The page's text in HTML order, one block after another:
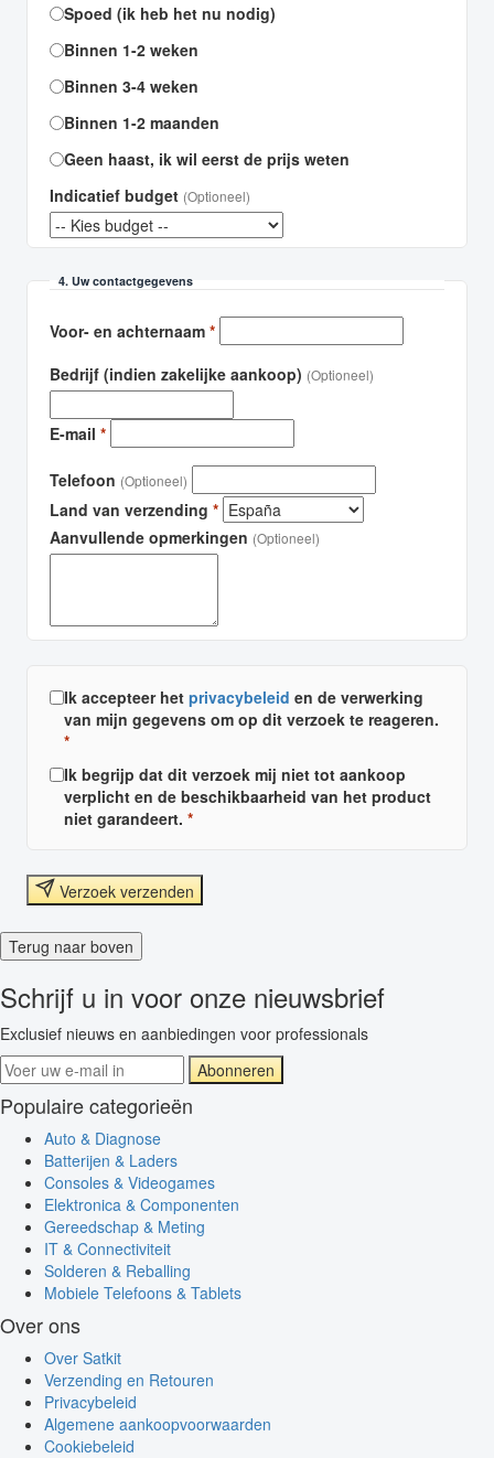
Spoed (ik heb het nu nodig)
Binnen 1-2 weken
Binnen 3-4 weken
Binnen 1-2 maanden
Geen haast, ik wil eerst de prijs weten
Indicatief budget (Optioneel)
4. Uw contactgegevens
Voor- en achternaam *
Bedrijf (indien zakelijke aankoop) (Optioneel)
E-mail *
Telefoon (Optioneel)
Land van verzending *
Aanvullende opmerkingen (Optioneel)
Ik accepteer het privacybeleid en de verwerking
van mijn gegevens om op dit verzoek te reageren.
*
Ik begrijp dat dit verzoek mij niet tot aankoop
verplicht en de beschikbaarheid van het product
niet garandeert. *
Verzoek verzenden
Terug naar boven
Schrijf u in voor onze nieuwsbrief
Exclusief nieuws en aanbiedingen voor professionals
Abonneren
Populaire categorieën
Auto & Diagnose
Batterijen & Laders
Consoles & Videogames
Elektronica & Componenten
Gereedschap & Meting
IT & Connectiviteit
Solderen & Reballing
Mobiele Telefoons & Tablets
Over ons
Over Satkit
Verzending en Retouren
Privacybeleid
Algemene aankoopvoorwaarden
Cookiebeleid